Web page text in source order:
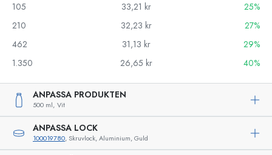
105
33,21 kr
25%
210
32,23 kr
27%
462
31,13 kr
29%
1.350
26,65 kr 40%
ANPASSA PRODUKTEN
500 ml, Vit
ANPASSA LOCK
100019780, Skruvlock, Aluminium, Guld